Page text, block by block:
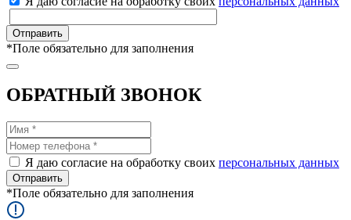
*Поле обязательно для заполнения
ОБРАТНЫЙ ЗВОНОК
Я даю согласие на обработку своих персональных данных
*Поле обязательно для заполнения